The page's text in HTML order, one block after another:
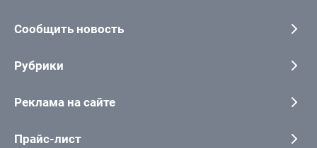
Сообщить новость
Рубрики
Реклама на сайте
Прайс-лист